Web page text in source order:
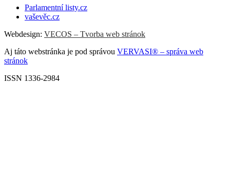
Parlamentní listy.cz
vaševěc.cz
Webdesign: VECOS – Tvorba web stránok
Aj táto webstránka je pod správou VERVASI® – správa web
stránok
ISSN 1336-2984